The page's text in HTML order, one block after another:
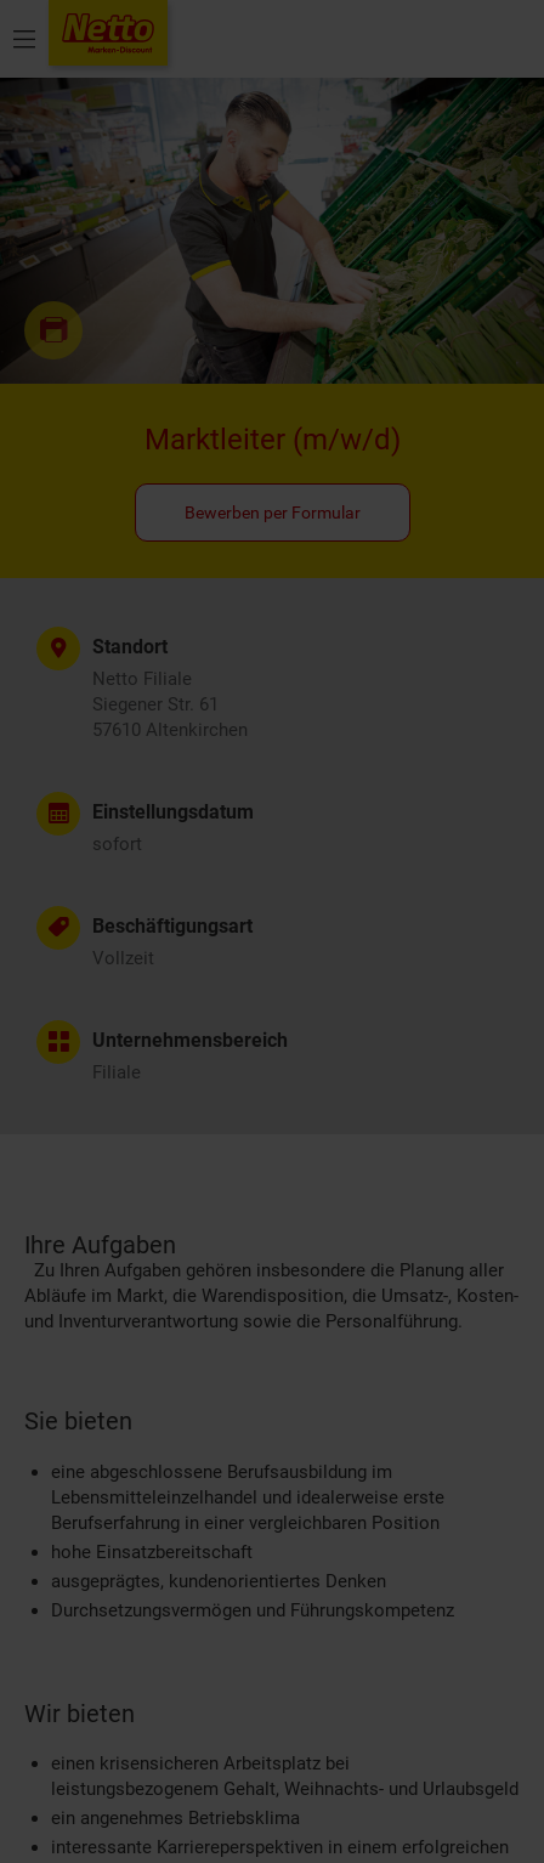
Menü
Marktleiter (m/w/d)
Bewerben per Formular
Standort
Netto Filiale
Siegener Str. 61
57610 Altenkirchen
Einstellungsdatum
sofort
Beschäftigungsart
Vollzeit
Unternehmensbereich
Filiale
Ihre Aufgaben
Zu Ihren Aufgaben gehören insbesondere die Planung aller
Abläufe im Markt, die Warendisposition, die Umsatz-, Kosten-
und Inventurverantwortung sowie die Personalführung.
Sie bieten
eine abgeschlossene Berufsausbildung im
Lebensmitteleinzelhandel und idealerweise erste
Berufserfahrung in einer vergleichbaren Position
hohe Einsatzbereitschaft
ausgeprägtes, kundenorientiertes Denken
Durchsetzungsvermögen und Führungskompetenz
Wir bieten
einen krisensicheren Arbeitsplatz bei
leistungsbezogenem Gehalt, Weihnachts- und Urlaubsgeld
ein angenehmes Betriebsklima
interessante Karriereperspektiven in einem erfolgreichen